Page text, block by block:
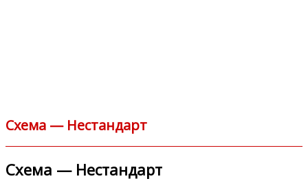
Схема — Нестандарт
Схема — Нестандарт